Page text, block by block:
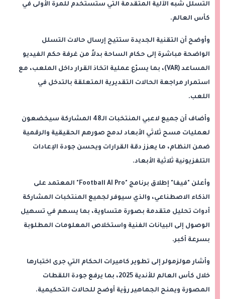
التسلل شبه الآلية المتقدمة التي ستستخدم للمرة الأولى في
كأس العالم.
وأوضح أن التقنية الجديدة ستتيح إرسال حالات التسلل
الواضحة مباشرة إلى حكام الساحة بدلاً من غرفة حكم الفيديو
المساعد (VAR)، بما يسرّع عملية اتخاذ القرار داخل الملعب، مع
استمرار مراجعة الحالات التقديرية المتعلقة بالتدخل في
اللعب.
وأضاف أن جميع لاعبي المنتخبات الـ48 المشاركة سيخضعون
لعمليات مسح ثلاثي الأبعاد لدمج صورهم الحقيقية والرقمية
ضمن النظام، ما يعزز دقة القرارات ويحسن جودة الإعادات
التلفزيونية ثلاثية الأبعاد.
وأعلن "فيفا" إطلاق برنامج "Football AI Pro" المعتمد على
الذكاء الاصطناعي، والذي سيوفر لجميع المنتخبات المشاركة
أدوات تحليل متقدمة بصورة متساوية، بما يسهم في تسهيل
الوصول إلى البيانات الفنية واستخلاص المعلومات المطلوبة
بسرعة أكبر.
وأشار هولزمولر إلى تطوير كاميرات الحكام التي جرى اختبارها
خلال كأس العالم للأندية 2025، بما يرفع جودة اللقطات
المصورة ويمنح الجماهير رؤية أوضح للحالات التحكيمية.